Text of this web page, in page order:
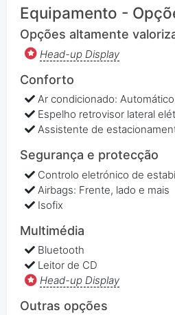
Equipamento -
Opções altamente
Head-up Display
Conforto
Ar condicionado: Automático
Espelho retrovisor lateral
Assistente de
Segurança e protecção
Controlo eletrónico de
Airbags: Frente, lado e mais
Isofix
Multimédia
Bluetooth
Leitor de CD
Head-up Display
Outras opções